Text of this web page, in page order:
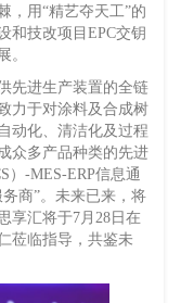
，用“精艺夺天工”的
和技改项目EPC交钥
。
先进生产装置的全链
力于对涂料及合成树
动化、清洁化及过程
众多产品种类的先进
）-MES-ERP信息通
商”。未来已来，将
享汇将于7月28日在
莅临指导，共鉴未